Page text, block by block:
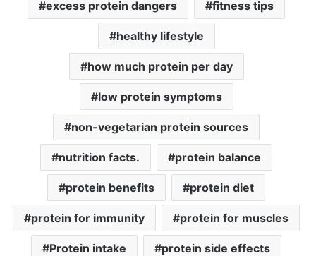
excess protein dangers fitness tips
healthy lifestyle
how much protein per day
low protein symptoms
non-vegetarian protein sources
nutrition facts. protein balance
protein benefits protein diet
protein for immunity protein for muscles
Protein intake protein side effects